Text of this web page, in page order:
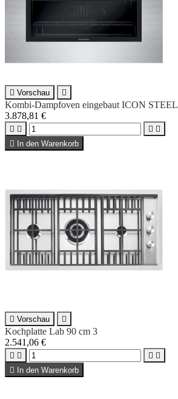
 Vorschau 
Kombi-Dampfoven eingebaut ICON STEEL
3.878,81 €
   

In den Warenkorb
 Vorschau 
Kochplatte Lab 90 cm 3
2.541,06 €
   

In den Warenkorb